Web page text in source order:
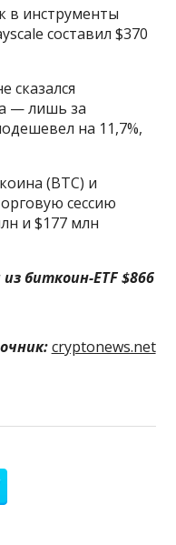
в инструменты
составил $370
сказался
— лишь за
на 11,7%,
(BTC) и
сессию
и $177 млн
биткоин-ETF $866
cryptonews.net